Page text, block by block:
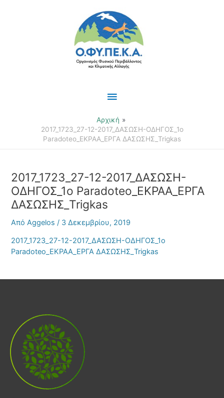
Κύριο
Μενού
Αρχική
2017_1723_27-12-2017_ΔΑΣΩΣΗ-ΟΔΗΓΟΣ_1o
Paradoteo_EKPAA_ΕΡΓΑ ΔΑΣΩΣΗΣ_Trigkas
2017_1723_27-12-2017_ΔΑΣΩΣΗ-
ΟΔΗΓΟΣ_1o Paradoteo_EKPAA_ΕΡΓΑ
ΔΑΣΩΣΗΣ_Trigkas
ΑπόAggelos/ 3 Δεκεμβρίου, 2019
2017_1723_27-12-2017_ΔΑΣΩΣΗ-ΟΔΗΓΟΣ_1o
Paradoteo_EKPAA_ΕΡΓΑ ΔΑΣΩΣΗΣ_Trigkas